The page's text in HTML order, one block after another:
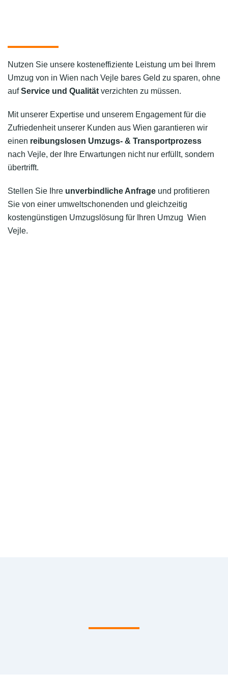
Nutzen Sie unsere kosteneffiziente Leistung um bei Ihrem
Umzug von in Wien nach Vejle bares Geld zu sparen, ohne
aufService und Qualität verzichten zu müssen.
Mit unserer Expertise und unserem Engagement für die
Zufriedenheit unserer Kunden aus Wien garantieren wir
einen reibungslosen Umzugs- & Transportprozess
nach Vejle, der Ihre Erwartungen nicht nur erfüllt, sondern
übertrifft.
Stellen Sie Ihre unverbindliche Anfrage und profitieren
Sie von einer umweltschonenden und gleichzeitig
kostengünstigen Umzugslösung für Ihren Umzug Wien
Vejle.